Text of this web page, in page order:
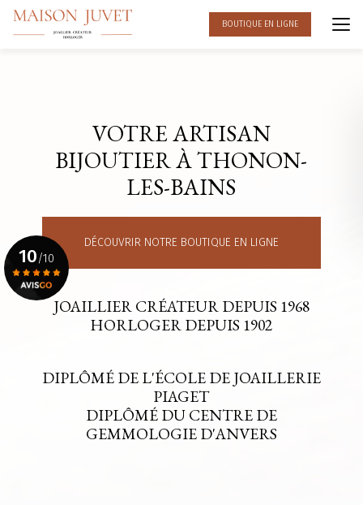
Aller
contenu
BOUTIQUE EN LIGNE
VOTRE ARTISAN
BIJOUTIER À THONON-
LES-BAINS
DÉCOUVRIR NOTRE BOUTIQUE EN LIGNE
JOAILLIER CRÉATEUR DEPUIS 1968
HORLOGER DEPUIS 1902
DIPLÔMÉ DE L'ÉCOLE DE JOAILLERIE
PIAGET
DIPLÔMÉ DU CENTRE DE
GEMMOLOGIE D'ANVERS
10/10
Voir le certificat